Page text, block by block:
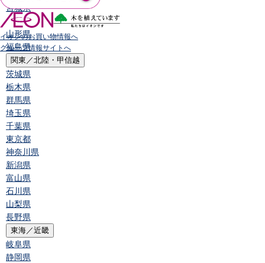
宮城県
秋田県
山形県
福島県
関東／北陸・甲信越
茨城県
栃木県
群馬県
埼玉県
千葉県
東京都
神奈川県
新潟県
富山県
石川県
山梨県
長野県
東海／近畿
岐阜県
静岡県
イオンのお買い物情報へ
グループ情報サイトへ